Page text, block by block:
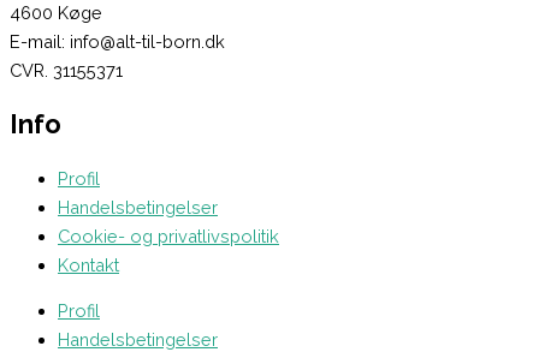
4600 Køge
E-mail: info@alt-til-born.dk
CVR. 31155371
Info
Profil
Handelsbetingelser
Cookie- og privatlivspolitik
Kontakt
Profil
Handelsbetingelser